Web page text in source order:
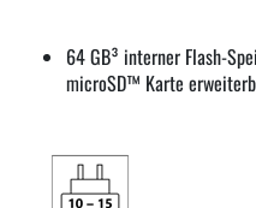
64 GB³ interner Flash-
microSD™ Karte